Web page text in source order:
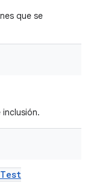
que se